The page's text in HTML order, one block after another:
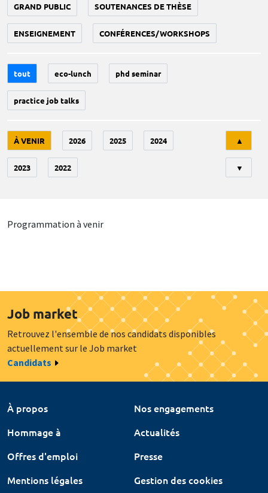
GRAND PUBLIC SOUTENANCES DE THÈSE
ENSEIGNEMENT CONFÉRENCES/WORKSHOPS
tout eco-lunch phd seminar
practice job talks
À VENIR 2026 2025 2024
2023 2022
▲
▼
Programmation à venir
Job market
Retrouvez l'ensemble de nos candidats disponibles
actuellement sur le Job market
Candidats
À propos
Nos engagements
Hommage à
Actualités
Offres d'emploi
Presse
Mentions légales
Gestion des cookies